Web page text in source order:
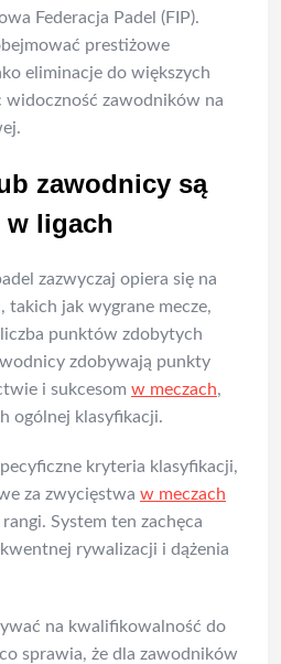
Federacja Padel (FIP).
prestiżowe
eliminacje do większych
widoczność zawodników na
zawodnicy są
w ligach
zazwyczaj opiera się na
takich jak wygrane mecze,
punktów zdobytych
zdobywają punkty
i sukcesom w meczach,
ogólnej klasyfikacji.
kryteria klasyfikacji,
za zwycięstwa w meczach
System ten zachęca
rywalizacji i dążenia
na kwalifikowalność do
sprawia, że dla zawodników